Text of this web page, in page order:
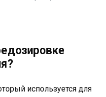
используется для